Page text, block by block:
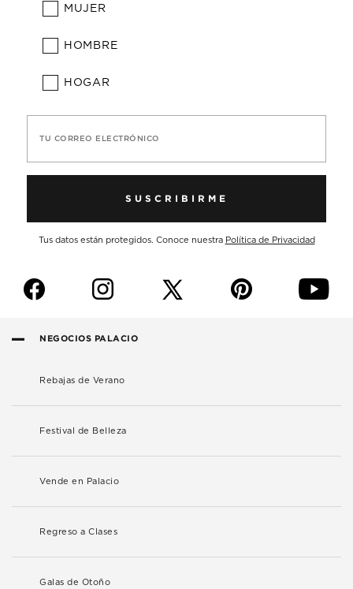
MUJER
HOMBRE
HOGAR
TU CORREO ELECTRÓNICO
SUSCRIBIRME
Tus datos están protegidos. Conoce nuestra Política de Privacidad
f i p y
NEGOCIOS PALACIO
Rebajas de Verano
Festival de Belleza
Vende en Palacio
Regreso a Clases
Galas de Otoño